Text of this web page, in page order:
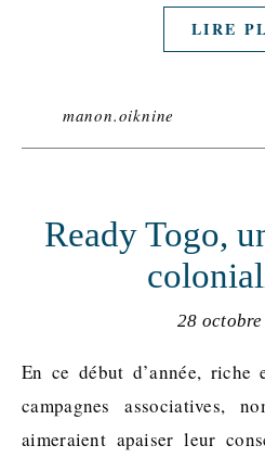
LIRE
manon.oiknine
Ready Togo,
28
En ce début d’année, riche en fêtes déjantées et en
campagnes associatives,
aimeraient apaiser leur